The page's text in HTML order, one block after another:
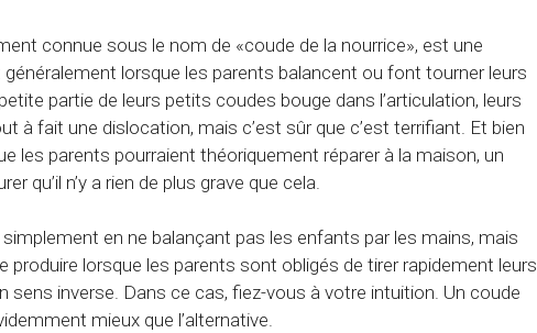
connue sous le nom de «coude de la nourrice», est une
lorsque les parents balancent ou font tourner leurs
partie de leurs petits coudes bouge dans l’articulation, leurs
à fait une dislocation, mais c’est sûr que c’est terrifiant. Et bien
les parents pourraient théoriquement réparer à la maison, un
qu’il n’y a rien de plus grave que cela.
en ne balançant pas les enfants par les mains, mais
lorsque les parents sont obligés de tirer rapidement leurs
sens inverse. Dans ce cas, fiez-vous à votre intuition. Un coude
mieux que l’alternative.